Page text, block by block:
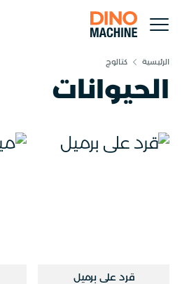
الرئيسية كتالوج
الحيوانات
قرد على برميل